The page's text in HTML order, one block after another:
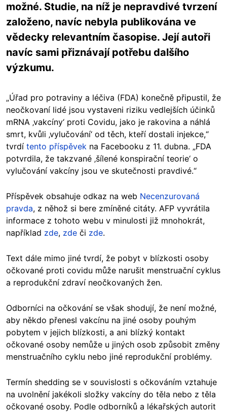
možné. Studie, na níž je nepravdivé tvrzení
založeno, navíc nebyla publikována ve
vědecky relevantním časopise. Její autoři
navíc sami přiznávají potřebu dalšího
výzkumu.
„Úřad pro potraviny a léčiva (FDA) konečně připustil, že
neočkovaní lidé jsou vystaveni riziku vedlejších účinků
mRNA ‚vakcíny‘ proti Covidu, jako je rakovina a náhlá
smrt, kvůli ‚vylučování‘ od těch, kteří dostali injekce,“
tvrdí tento příspěvek na Facebooku z 11. dubna. „FDA
potvrdila, že takzvané ‚šílené konspirační teorie‘ o
vylučování vakcíny jsou ve skutečnosti pravdivé.“
Příspěvek obsahuje odkaz na web Necenzurovaná
pravda, z něhož si bere zmíněné citáty. AFP vyvrátila
informace z tohoto webu v minulosti již mnohokrát,
například zde, zde či zde.
Text dále mimo jiné tvrdí, že pobyt v blízkosti osoby
očkované proti covidu může narušit menstruační cyklus
a reprodukční zdraví neočkovaných žen.
Odborníci na očkování se však shodují, že není možné,
aby někdo přenesl vakcínu na jiné osoby pouhým
pobytem v jejich blízkosti, a ani blízký kontakt
očkované osoby nemůže u jiných osob způsobit změny
menstruačního cyklu nebo jiné reprodukční problémy.
Termín shedding se v souvislosti s očkováním vztahuje
na uvolnění jakékoli složky vakcíny do těla nebo z těla
očkované osoby. Podle odborníků a lékařských autorit